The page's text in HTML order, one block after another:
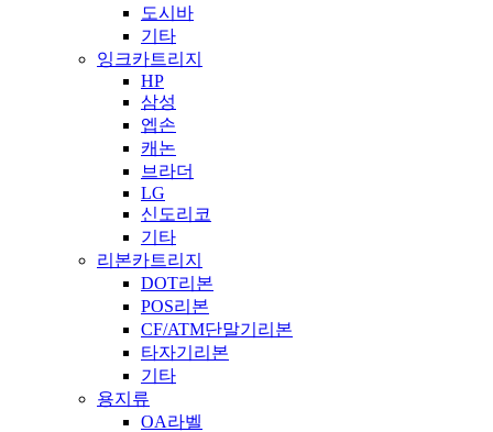
도시바
기타
잉크카트리지
HP
삼성
엡손
캐논
브라더
LG
신도리코
기타
리본카트리지
DOT리본
POS리본
CF/ATM단말기리본
타자기리본
기타
용지류
OA라벨